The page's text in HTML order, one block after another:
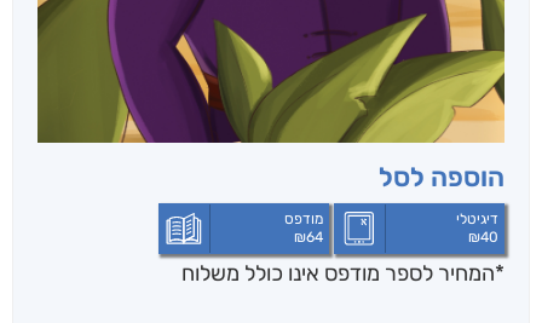
הוספה לסל
דיגיטלי
₪40
מודפס
₪64
*המחיר לספר מודפס אינו כולל משלוח